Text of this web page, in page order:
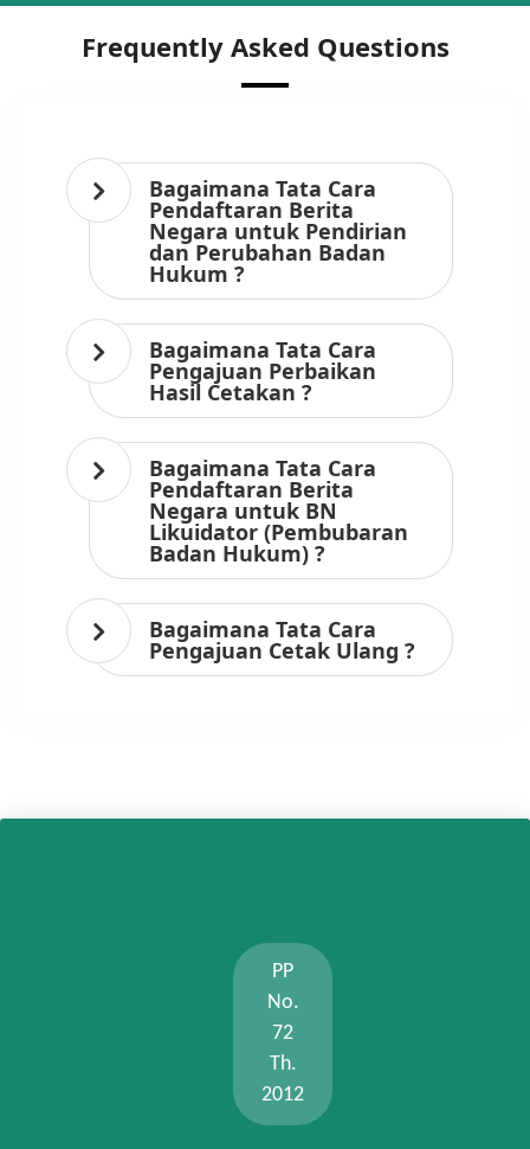
Frequently Asked Questions
Bagaimana Tata Cara
Pendaftaran Berita
Negara untuk Pendirian
dan Perubahan Badan
Hukum ?
Bagaimana Tata Cara
Pengajuan Perbaikan
Hasil Cetakan ?
Bagaimana Tata Cara
Pendaftaran Berita
Negara untuk BN
Likuidator (Pembubaran
Badan Hukum) ?
Bagaimana Tata Cara
Pengajuan Cetak Ulang ?
PP
No.
72
Th.
2012